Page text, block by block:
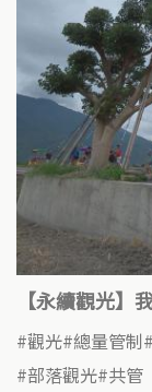
【永續觀光】
觀光 總量管制
部落觀光 共管